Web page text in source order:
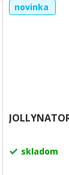
novinka
skladom